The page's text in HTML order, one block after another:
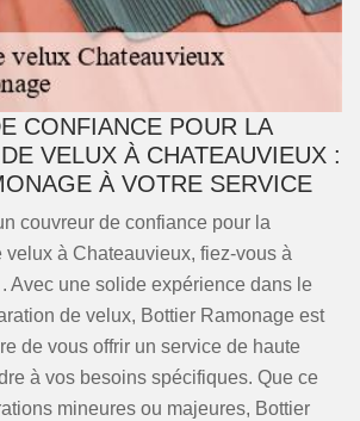
CONFIANCE POUR LA
VELUX À CHATEAUVIEUX :
À VOTRE SERVICE
couvreur de confiance pour la
velux à Chateauvieux, fiez-vous à
Avec une solide expérience dans le
de velux, Bottier Ramonage est
de vous offrir un service de haute
à vos besoins spécifiques. Que ce
mineures ou majeures, Bottier